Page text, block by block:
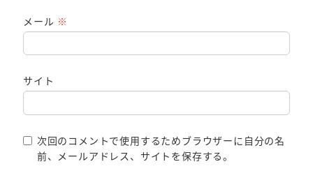
メール ※
サイト
次回のコメントで使用するためブラウザーに自分の名
前、メールアドレス、サイトを保存する。